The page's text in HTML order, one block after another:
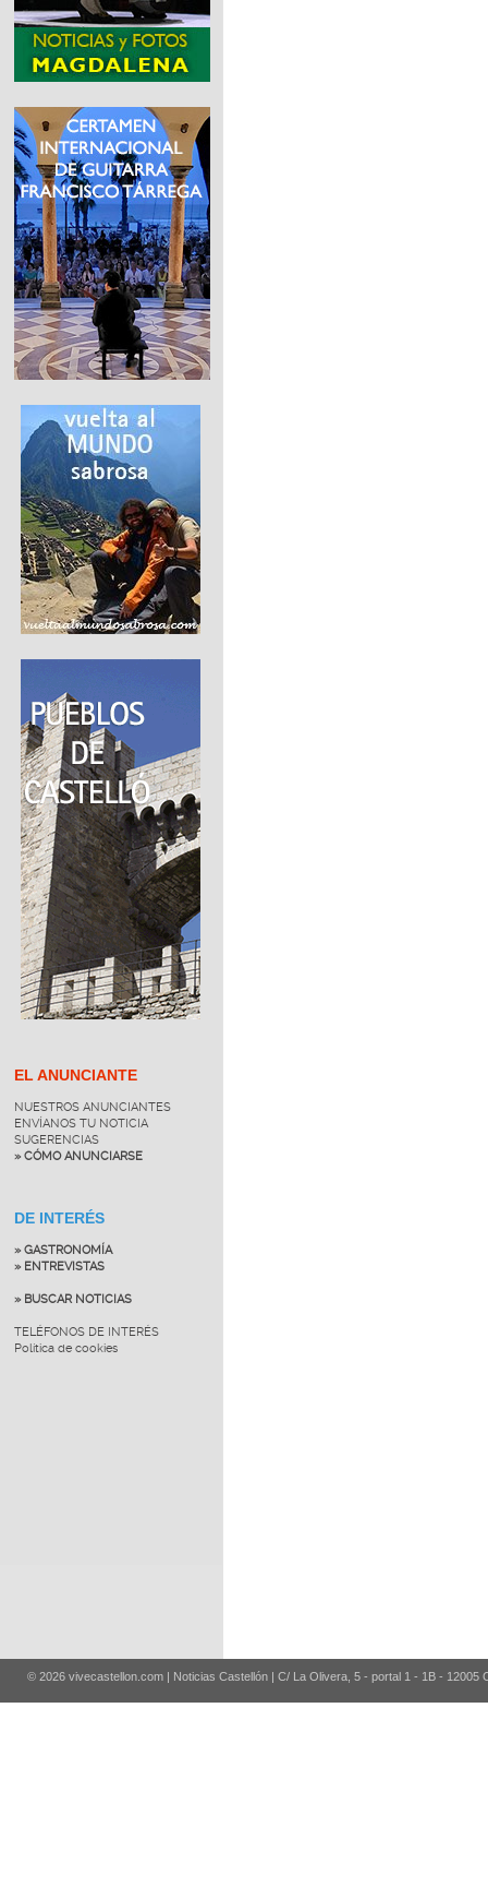
EL ANUNCIANTE
NUESTROS ANUNCIANTES
ENVÍANOS TU NOTICIA
SUGERENCIAS
» CÓMO ANUNCIARSE
DE INTERÉS
» GASTRONOMÍA
» ENTREVISTAS
» BUSCAR NOTICIAS
TELÉFONOS DE INTERÉS
Política de cookies
© 2026 vivecastellon.com | Noticias Castellón | C/ La Olivera, 5 - portal 1 - 1B - 12005